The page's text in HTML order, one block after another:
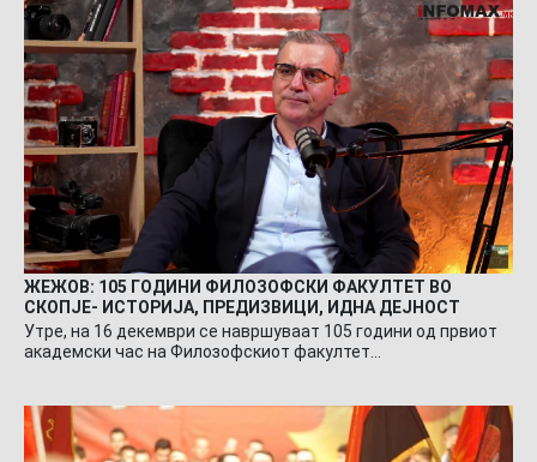
ЖЕЖОВ: 105 ГОДИНИ ФИЛОЗОФСКИ ФАКУЛТЕТ ВО
СКОПЈЕ- ИСТОРИЈА, ПРЕДИЗВИЦИ, ИДНА ДЕЈНОСТ
Утре, на 16 декември се навршуваат 105 години од првиот
академски час на Филозофскиот факултет…